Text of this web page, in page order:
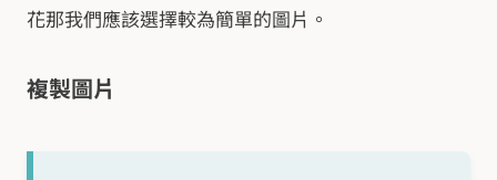
花那我們應該選擇較為簡單的圖片。
複製圖片